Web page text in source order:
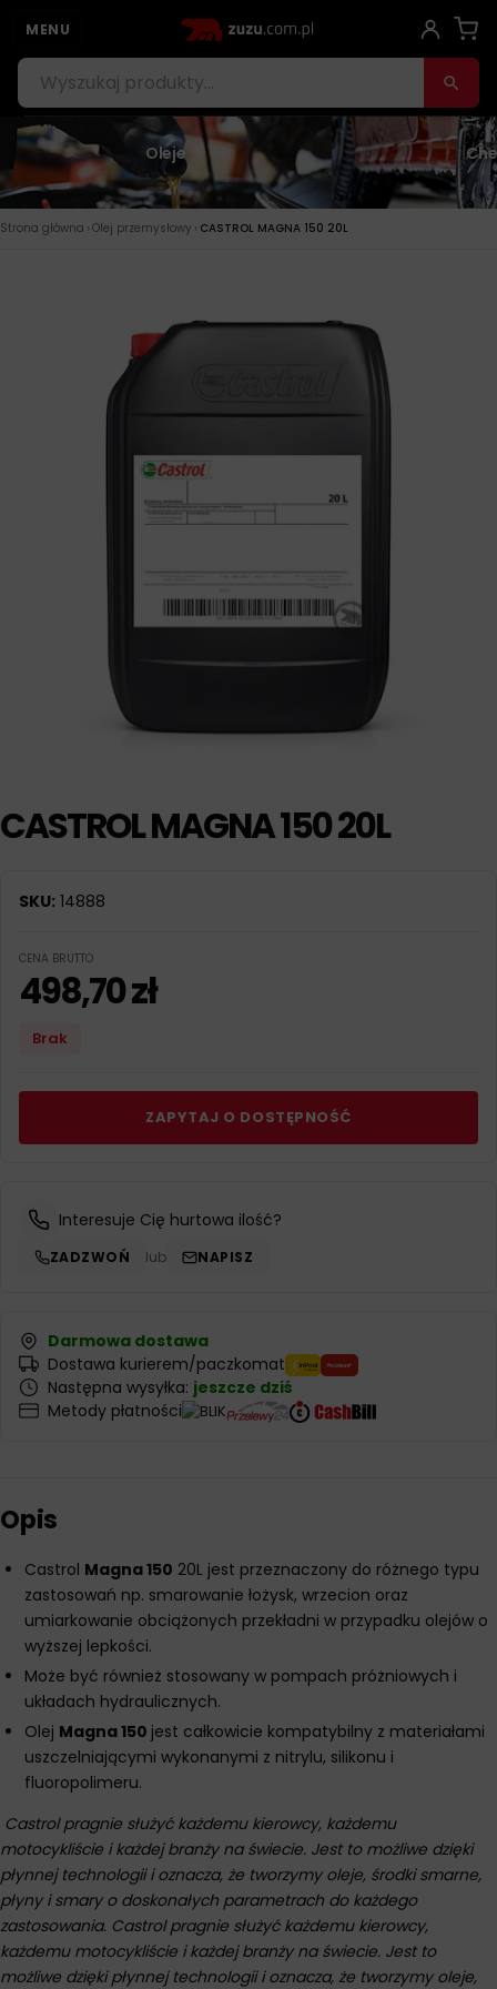
MENU
Oleje
Strona główna › Olej przemysłowy › CASTROL MAGNA 150 20L
CASTROL MAGNA 150 20L
SKU: 14888
CENA BRUTTO
498,70zł
Brak
ZAPYTAJ O DOSTĘPNOŚĆ
Interesuje Cię hurtowa ilość?
ZADZWOŃ lub NAPISZ
Darmowa dostawa
Dostawa kurierem/paczkomat
Następna wysyłka: jeszcze dziś
Metody płatności
Opis
Castrol Magna 150 20L jest przeznaczony do różnego typu
zastosowań np. smarowanie łożysk, wrzecion oraz
umiarkowanie obciążonych przekładni w przypadku olejów o
wyższej lepkości.
Może być również stosowany w pompach próżniowych i
układach hydraulicznych.
Olej Magna 150 jest całkowicie kompatybilny z materiałami
uszczelniającymi wykonanymi z nitrylu, silikonu i
fluoropolimeru.
Castrol pragnie służyć każdemu kierowcy, każdemu
motocykliście i każdej branży na świecie. Jest to możliwe dzięki
płynnej technologii i oznacza, że tworzymy oleje, środki smarne,
płyny i smary o doskonałych parametrach do każdego
zastosowania. Castrol pragnie służyć każdemu kierowcy,
każdemu motocykliście i każdej branży na świecie. Jest to
możliwe dzięki płynnej technologii i oznacza, że tworzymy oleje,